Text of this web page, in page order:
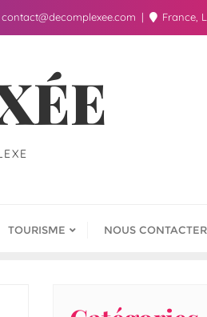
contact@decomplexee.com France,
TOURISME NOUS CONTACTER